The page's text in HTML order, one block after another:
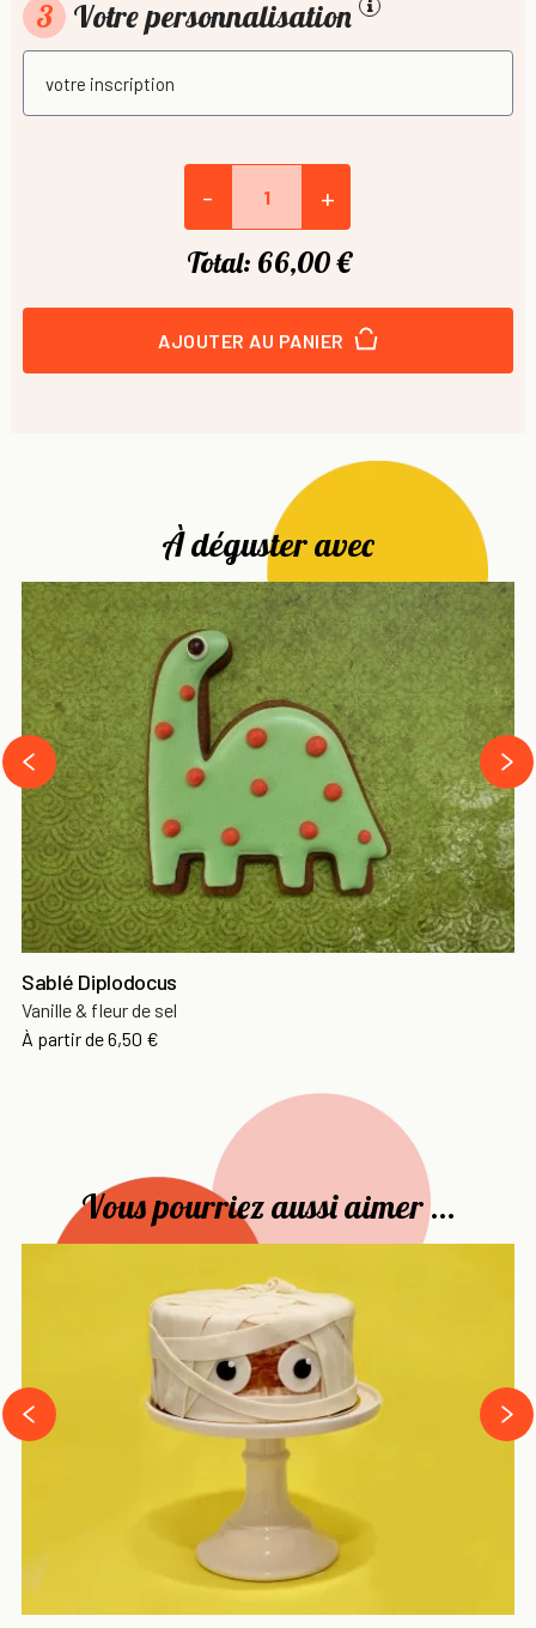
3 Votre personnalisation
- +
Total: 66,00 €
AJOUTER AU PANIER
À déguster avec
Sablé Diplodocus
Vanille & fleur de sel
À partir dePrix
6,50 €
prev
next
Vous pourriez aussi aimer ...
‹
›